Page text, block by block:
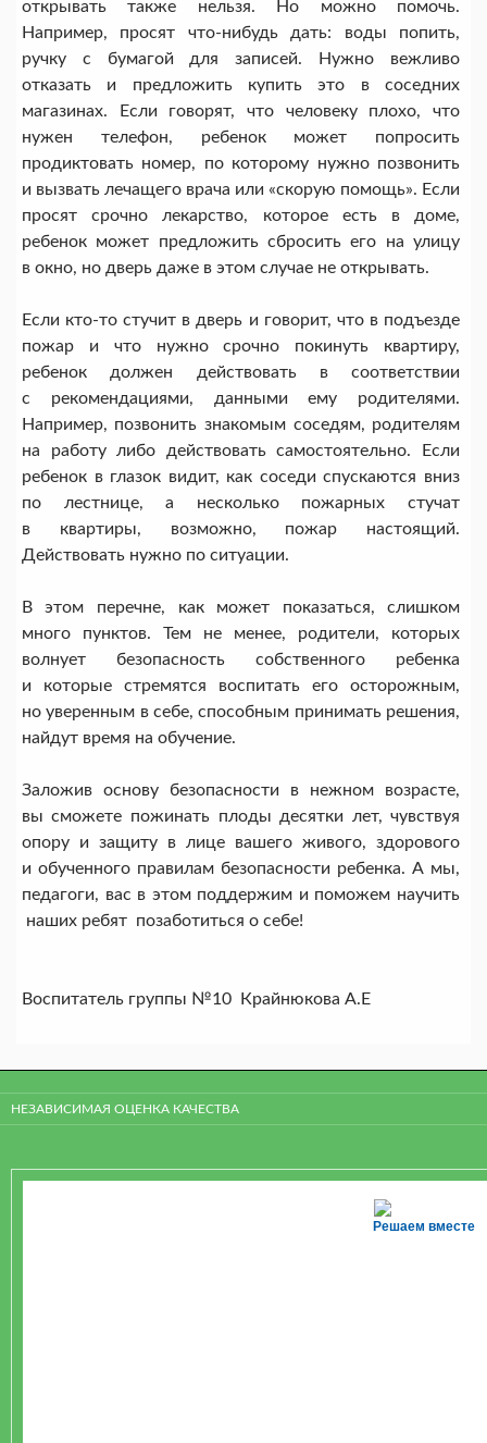
открывать также нельзя. Но можно помочь.
Например, просят что-нибудь дать: воды попить,
ручку с бумагой для записей. Нужно вежливо
отказать и предложить купить это в соседних
магазинах. Если говорят, что человеку плохо, что
нужен телефон, ребенок может попросить
продиктовать номер, по которому нужно позвонить
и вызвать лечащего врача или «скорую помощь». Если
просят срочно лекарство, которое есть в доме,
ребенок может предложить сбросить его на улицу
в окно, но дверь даже в этом случае не открывать.
Если кто-то стучит в дверь и говорит, что в подъезде
пожар и что нужно срочно покинуть квартиру,
ребенок должен действовать в соответствии
с рекомендациями, данными ему родителями.
Например, позвонить знакомым соседям, родителям
на работу либо действовать самостоятельно. Если
ребенок в глазок видит, как соседи спускаются вниз
по лестнице, а несколько пожарных стучат
в квартиры, возможно, пожар настоящий.
Действовать нужно по ситуации.
В этом перечне, как может показаться, слишком
много пунктов. Тем не менее, родители, которых
волнует безопасность собственного ребенка
и которые стремятся воспитать его осторожным,
но уверенным в себе, способным принимать решения,
найдут время на обучение.
Заложив основу безопасности в нежном возрасте,
вы сможете пожинать плоды десятки лет, чувствуя
опору и защиту в лице вашего живого, здорового
и обученного правилам безопасности ребенка. А мы,
педагоги, вас в этом поддержим и поможем научить
наших ребят позаботиться о себе!
Воспитатель группы №10 Крайнюкова А.Е
НЕЗАВИСИМАЯ ОЦЕНКА КАЧЕСТВА
Решаем вместе